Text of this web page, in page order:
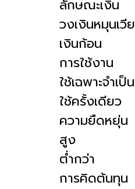
ลักษณะเงิน
วงเงินหมุนเวี
เงินก้อน
การใช้งาน
ใช้เฉพาะจำเป็น
ใช้ครั้งเดียว
ความยืดหยุ่น
สูง
ต่ำกว่า
การคิดต้นทุน